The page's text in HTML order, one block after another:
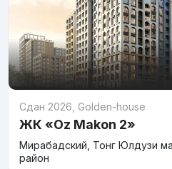
Сдан 2026 Golden-house
ЖК «Oz Makon 2»
Мирабадский, Тонг Юлдузи
район